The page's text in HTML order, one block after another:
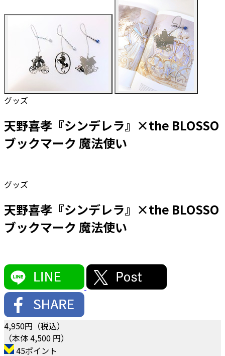
グッズ
天野喜孝『シンデレラ』×the BLOSSO
ブックマーク 魔法使い
グッズ
天野喜孝『シンデレラ』×the BLOSSO
ブックマーク 魔法使い
4,950円（税込）
（本体 4,500 円）
45ポイント